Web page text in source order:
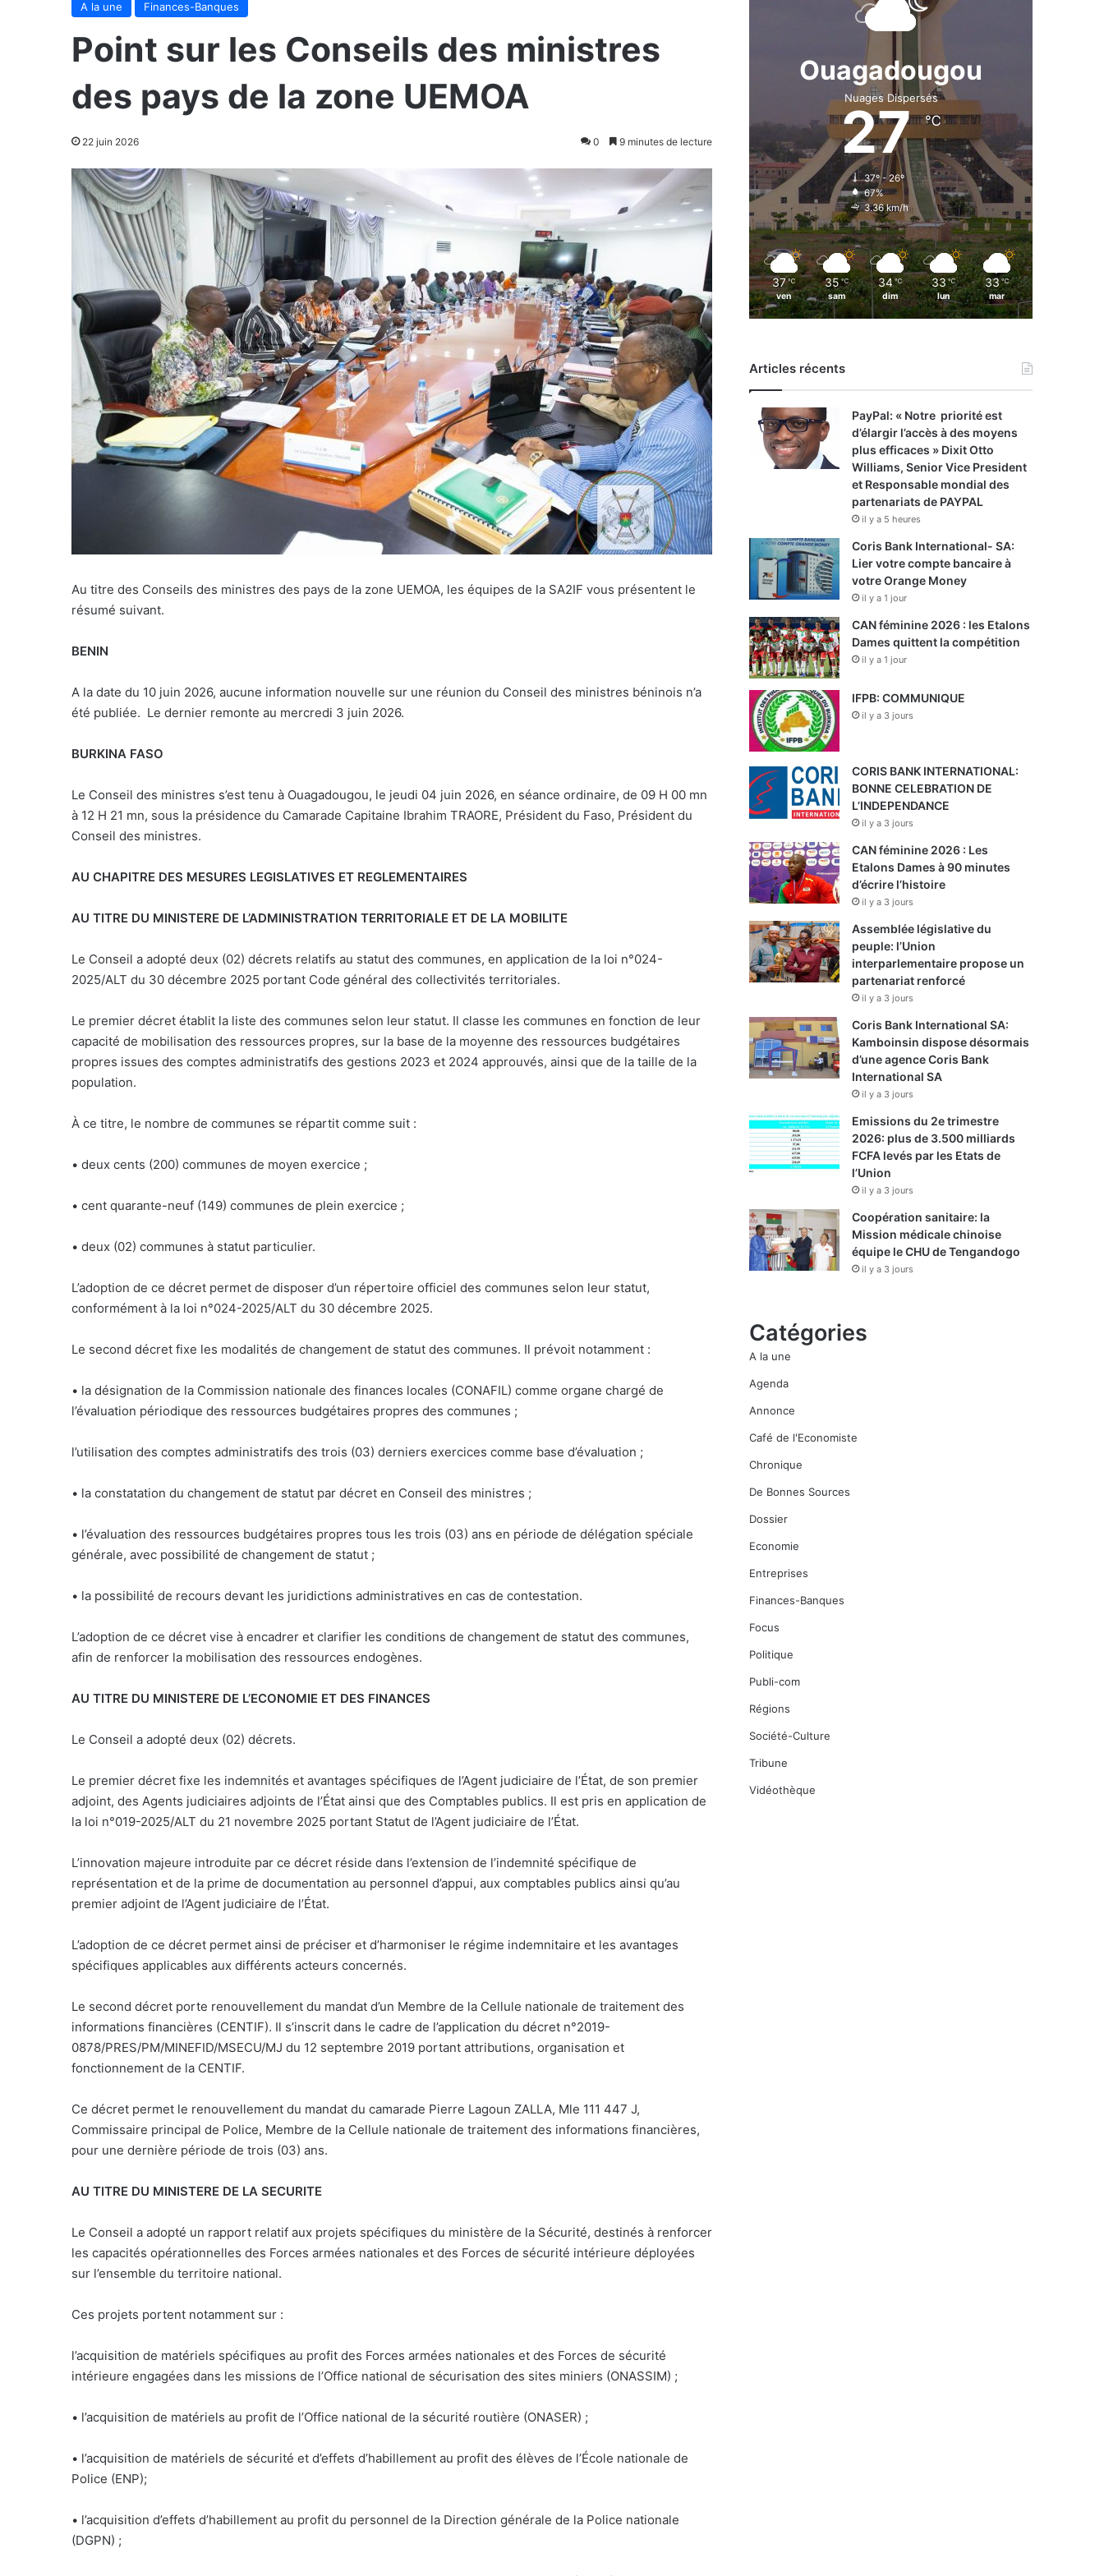
A la une Finances-Banques
Point sur les Conseils des ministres
des pays de la zone UEMOA
22 juin 2026 0 9 minutes de lecture
Au titre des Conseils des ministres des pays de la zone UEMOA, les équipes de la SA2IF vous présentent le
résumé suivant.
BENIN
A la date du 10 juin 2026, aucune information nouvelle sur une réunion du Conseil des ministres béninois n’a
été publiée. Le dernier remonte au mercredi 3 juin 2026.
BURKINA FASO
Le Conseil des ministres s’est tenu à Ouagadougou, le jeudi 04 juin 2026, en séance ordinaire, de 09 H 00 mn
à 12 H 21 mn, sous la présidence du Camarade Capitaine Ibrahim TRAORE, Président du Faso, Président du
Conseil des ministres.
AU CHAPITRE DES MESURES LEGISLATIVES ET REGLEMENTAIRES
AU TITRE DU MINISTERE DE L’ADMINISTRATION TERRITORIALE ET DE LA MOBILITE
Le Conseil a adopté deux (02) décrets relatifs au statut des communes, en application de la loi n°024-
2025/ALT du 30 décembre 2025 portant Code général des collectivités territoriales.
Le premier décret établit la liste des communes selon leur statut. Il classe les communes en fonction de leur
capacité de mobilisation des ressources propres, sur la base de la moyenne des ressources budgétaires
propres issues des comptes administratifs des gestions 2023 et 2024 approuvés, ainsi que de la taille de la
population.
À ce titre, le nombre de communes se répartit comme suit :
• deux cents (200) communes de moyen exercice ;
• cent quarante-neuf (149) communes de plein exercice ;
• deux (02) communes à statut particulier.
L’adoption de ce décret permet de disposer d’un répertoire officiel des communes selon leur statut,
conformément à la loi n°024-2025/ALT du 30 décembre 2025.
Le second décret fixe les modalités de changement de statut des communes. Il prévoit notamment :
• la désignation de la Commission nationale des finances locales (CONAFIL) comme organe chargé de
l’évaluation périodique des ressources budgétaires propres des communes ;
l’utilisation des comptes administratifs des trois (03) derniers exercices comme base d’évaluation ;
• la constatation du changement de statut par décret en Conseil des ministres ;
• l’évaluation des ressources budgétaires propres tous les trois (03) ans en période de délégation spéciale
générale, avec possibilité de changement de statut ;
• la possibilité de recours devant les juridictions administratives en cas de contestation.
L’adoption de ce décret vise à encadrer et clarifier les conditions de changement de statut des communes,
afin de renforcer la mobilisation des ressources endogènes.
AU TITRE DU MINISTERE DE L’ECONOMIE ET DES FINANCES
Le Conseil a adopté deux (02) décrets.
Le premier décret fixe les indemnités et avantages spécifiques de l’Agent judiciaire de l’État, de son premier
adjoint, des Agents judiciaires adjoints de l’État ainsi que des Comptables publics. Il est pris en application de
la loi n°019-2025/ALT du 21 novembre 2025 portant Statut de l’Agent judiciaire de l’État.
L’innovation majeure introduite par ce décret réside dans l’extension de l’indemnité spécifique de
représentation et de la prime de documentation au personnel d’appui, aux comptables publics ainsi qu’au
premier adjoint de l’Agent judiciaire de l’État.
L’adoption de ce décret permet ainsi de préciser et d’harmoniser le régime indemnitaire et les avantages
spécifiques applicables aux différents acteurs concernés.
Le second décret porte renouvellement du mandat d’un Membre de la Cellule nationale de traitement des
informations financières (CENTIF). Il s’inscrit dans le cadre de l’application du décret n°2019-
0878/PRES/PM/MINEFID/MSECU/MJ du 12 septembre 2019 portant attributions, organisation et
fonctionnement de la CENTIF.
Ce décret permet le renouvellement du mandat du camarade Pierre Lagoun ZALLA, Mle 111 447 J,
Commissaire principal de Police, Membre de la Cellule nationale de traitement des informations financières,
pour une dernière période de trois (03) ans.
AU TITRE DU MINISTERE DE LA SECURITE
Le Conseil a adopté un rapport relatif aux projets spécifiques du ministère de la Sécurité, destinés à renforcer
les capacités opérationnelles des Forces armées nationales et des Forces de sécurité intérieure déployées
sur l’ensemble du territoire national.
Ces projets portent notamment sur :
l’acquisition de matériels spécifiques au profit des Forces armées nationales et des Forces de sécurité
intérieure engagées dans les missions de l’Office national de sécurisation des sites miniers (ONASSIM) ;
• l’acquisition de matériels au profit de l’Office national de la sécurité routière (ONASER) ;
• l’acquisition de matériels de sécurité et d’effets d’habillement au profit des élèves de l’École nationale de
Police (ENP);
• l’acquisition d’effets d’habillement au profit du personnel de la Direction générale de la Police nationale
(DGPN) ;
Ouagadougou
Nuages Dispersés
27℃
37º - 26º
67%
3.36 km/h
37 ℃
ven
35 ℃
sam
34 ℃
dim
33 ℃
lun
33 ℃
mar
Articles récents
PayPal: « Notre priorité est
d’élargir l’accès à des moyens
plus efficaces » Dixit Otto
Williams, Senior Vice President
et Responsable mondial des
partenariats de PAYPAL
il y a 5 heures
Coris Bank International- SA:
Lier votre compte bancaire à
votre Orange Money
il y a 1 jour
CAN féminine 2026 : les Etalons
Dames quittent la compétition
il y a 1 jour
IFPB: COMMUNIQUE
il y a 3 jours
CORIS BANK INTERNATIONAL:
BONNE CELEBRATION DE
L’INDEPENDANCE
il y a 3 jours
CAN féminine 2026 : Les
Etalons Dames à 90 minutes
d’écrire l’histoire
il y a 3 jours
Assemblée législative du
peuple: l’Union
interparlementaire propose un
partenariat renforcé
il y a 3 jours
Coris Bank International SA:
Kamboinsin dispose désormais
d’une agence Coris Bank
International SA
il y a 3 jours
Emissions du 2e trimestre
2026: plus de 3.500 milliards
FCFA levés par les Etats de
l’Union
il y a 3 jours
Coopération sanitaire: la
Mission médicale chinoise
équipe le CHU de Tengandogo
il y a 3 jours
Catégories
A la une
Agenda
Annonce
Café de l'Economiste
Chronique
De Bonnes Sources
Dossier
Economie
Entreprises
Finances-Banques
Focus
Politique
Publi-com
Régions
Société-Culture
Tribune
Vidéothèque